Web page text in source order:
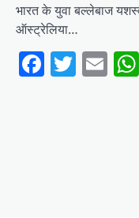
भारत के युवा बल्लेबाज
ऑस्ट्रेलिया…
Facebook